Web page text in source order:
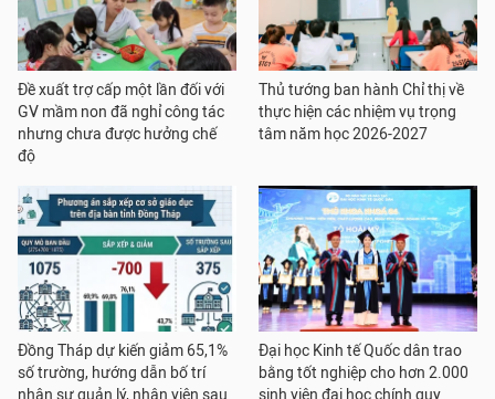
Đề xuất trợ cấp một lần đối với
GV mầm non đã nghỉ công tác
nhưng chưa được hưởng chế
độ
Thủ tướng ban hành Chỉ thị về
thực hiện các nhiệm vụ trọng
tâm năm học 2026-2027
Đồng Tháp dự kiến giảm 65,1%
số trường, hướng dẫn bố trí
Đại học Kinh tế Quốc dân trao
bằng tốt nghiệp cho hơn 2.000